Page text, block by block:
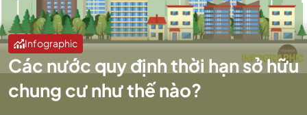
Infographic
Các nước quy định thời hạn sở hữu
chung cư như thế nào?